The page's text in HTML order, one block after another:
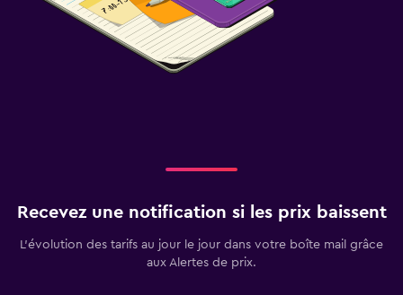
Recevez une notification si les prix baissent
L’évolution des tarifs au jour le jour dans votre boîte mail grâce
aux Alertes de prix.